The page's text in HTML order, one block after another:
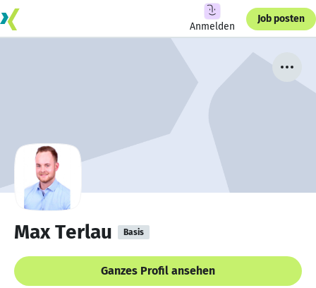
Anmelden
Job posten
Max Terlau Basis
Ganzes Profil ansehen